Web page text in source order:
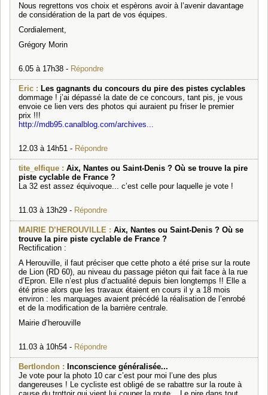
Nous regrettons vos choix et espèrons avoir à l’avenir davantage
de considération de la part de vos équipes.
Cordialement,
Grégory Morin
6.05 à 17h38 - Répondre
Eric : Les gagnants du concours du pire des pistes cyclables
dommage ! j’ai dépassé la date de ce concours, tant pis, je vous
envoie ce lien vers des photos qui auraient pu friser le premier
prix !!!
http://mdb95.canalblog.com/archives...
12.03 à 14h51 - Répondre
tite_elfique : Aix, Nantes ou Saint-Denis ? Où se trouve la pire
piste cyclable de France ?
La 32 est assez équivoque... c’est celle pour laquelle je vote !
11.03 à 13h29 - Répondre
MAIRIE D’HEROUVILLE : Aix, Nantes ou Saint-Denis ? Où se
trouve la pire piste cyclable de France ?
Rectification :
A Herouville, il faut préciser que cette photo a été prise sur la route
de Lion (RD 60), au niveau du passage piéton qui fait face à la rue
d’Epron. Elle n’est plus d’actualité depuis bien longtemps !! Elle a
été prise alors que les travaux étaient en cours il y a 18 mois
environ : les marquages avaient précédé la réalisation de l’enrobé
et de la modification de la barrière centrale.
Mairie d’herouville
11.03 à 10h54 - Répondre
Bertlondon : Inconscience généralisée...
Je vote pour la photo 10 car c’est pour moi l’une des plus
dangereuses ! Le cycliste est obligé de se rabattre sur la route à